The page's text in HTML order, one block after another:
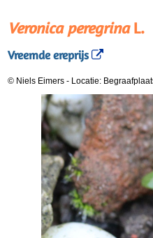
Veronica peregrinaL.
Vreemde ereprijs
© Niels Eimers - Locatie: